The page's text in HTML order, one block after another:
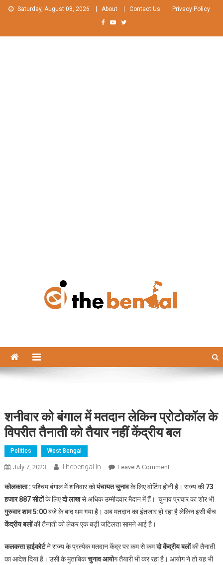
Skip
Saturday, August 08, 2026 About Contact Us Privacy Policy
शनीवार को बंगाल में मतदान लेकिन प्रोटोकॉल के
विपरीत तैनाती को तैयार नहीं केंद्रीय बल
Politics West Bengal
July 7, 2023 Thebengal.in Leave A CommentOn
को
बंगाल
में
प्रोटोकॉल
के
कोलकाता : पश्चिम बंगाल में शनिवार कोपंचायत चुनावके लिए वोटिंग होनी है। राज्य की73
हजार 887 सीटोंके लिएदो लाखसे अधिक उम्मीदवार मैदान में हैं। चुनाव प्रचार का शोर भी
गुरुवार शाम 5:00बजे के बाद थम गया है। अब मतदान का इंतजार हो रहा है लेकिन इसी बीच
केंद्रीय बलोंकी तैनाती को लेकर एक बड़ी जटिलता सामने आई है।
कलकत्ता हाईकोर्टने राज्य के प्रत्येक मतदान केंद्र पर कम से कमदो केंद्रीय बलोंकी तैनाती
का आदेश दिया है। उसी के मुताबिकचुनाव आयोग तैयारी भी कर रहा है। आयोग ने तो यह भी